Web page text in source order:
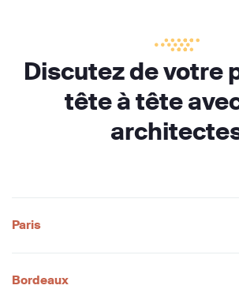
Discutez de votre
tête à tête
Paris
Bordeaux